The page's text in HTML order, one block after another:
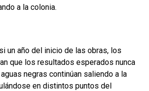
a la colonia.
un año del inicio de las obras, los
que los resultados esperados nunca
aguas negras continúan saliendo a la
en distintos puntos del